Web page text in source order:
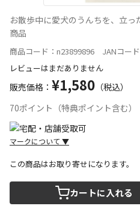
お散歩中に愛犬のうんちを、立
商品
商品コード：n23899896 JANコー
レビューはまだありません
販売価格： ¥1,580 （税込）
70ポイント（特典ポイント含む）
マークについて ▼
宅配や店舗受取を選択
この商品はお取り寄せになります。
カートに入れる